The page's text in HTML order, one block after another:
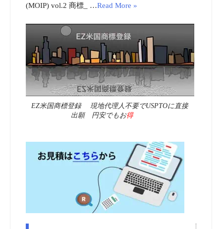
(MOIP) vol.2 商標_ …Read More »
EZ米国商標登録 現地代理人不要でUSPTOに直接
出願 円安でもお得